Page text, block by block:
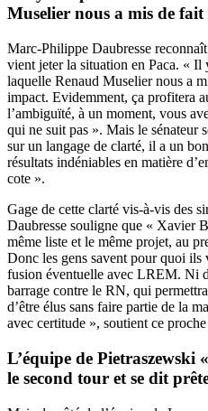
Muselier nous a mis de fait
Marc-Philippe Daubresse
vient jeter la situation en Paca. « Il
laquelle Renaud Muselier nous a
impact. Evidemment, ça profitera
l’ambiguïté, à un moment, vous
qui ne suit pas ». Mais le sénateur
sur un langage de clarté, il a un
résultats indéniables en matière
cote ».
Gage de cette clarté vis-à-vis des
Daubresse souligne que « Xavier
même liste et le même projet, au
Donc les gens savent pour quoi
fusion éventuelle avec LREM. Ni
barrage contre le RN, qui
d’être élus sans faire partie de la
avec certitude », soutient ce
L’équipe de Pietraszewski
le second tour et se dit